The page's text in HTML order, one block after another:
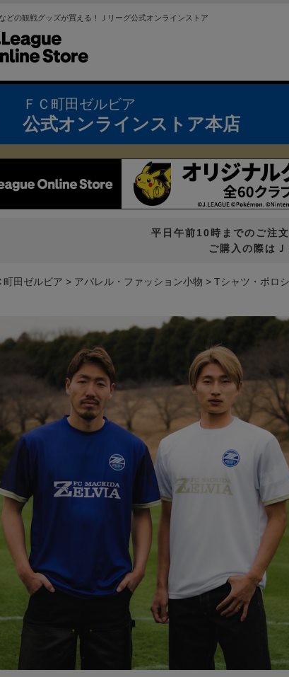
どの観戦グッズが買える！Ｊリーグ公式オンラインストア
ＦＣ町田ゼルビア
公式オンラインストア本店
平日午前10時までのご注
ご購入の際は
町田ゼルビア アパレル・ファッション小物 Tシャツ・ポロ